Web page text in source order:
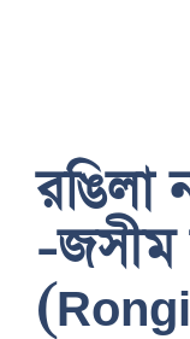
রঙিলা
-জসীম